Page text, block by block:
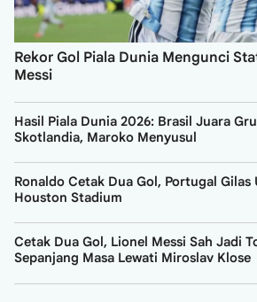
Rekor Gol Piala Dunia Mengunci
Messi
Hasil Piala Dunia 2026: Brasil Juara
Skotlandia, Maroko Menyusul
Ronaldo Cetak Dua Gol, Portugal
Houston Stadium
Cetak Dua Gol, Lionel Messi Sah Jadi
Sepanjang Masa Lewati Miroslav Klose